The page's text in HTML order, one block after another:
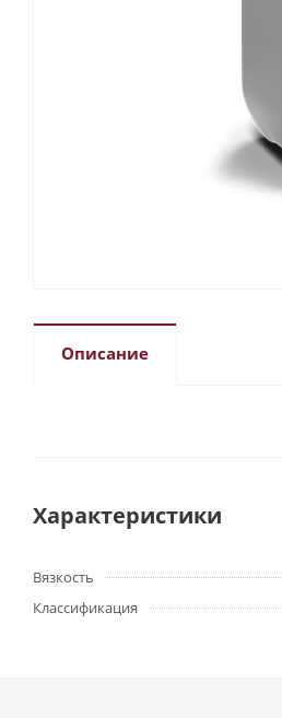
Описание
Характеристики
Вязкость
Классификация